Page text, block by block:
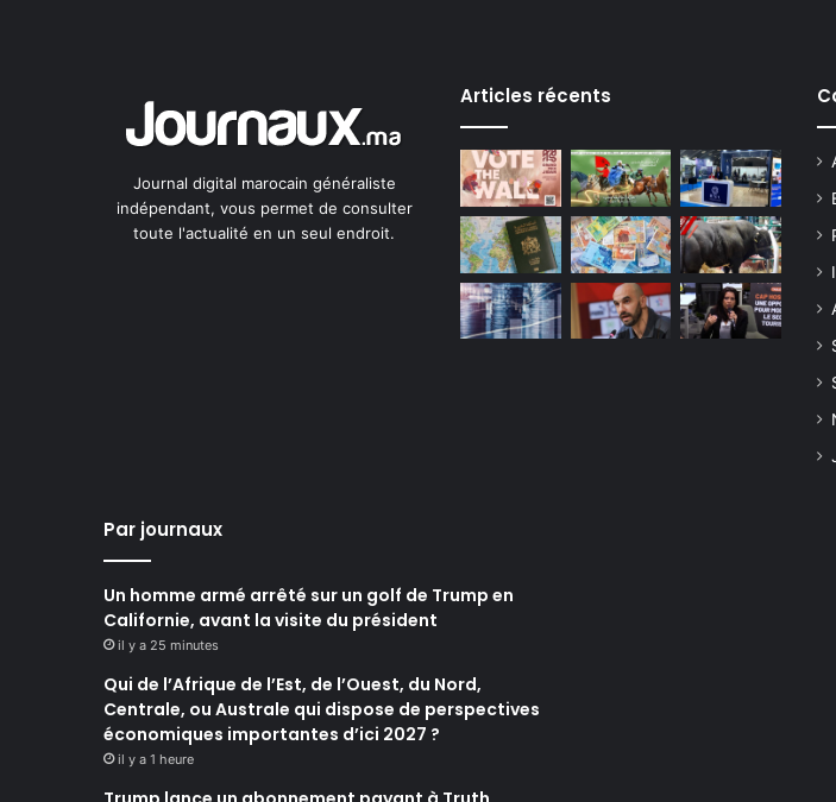
Journal digital marocain généraliste
indépendant, vous permet de consulter
toute l'actualité en un seul endroit.
Articles récents
Par journaux
Un homme armé arrêté sur un golf de Trump en
Californie, avant la visite du président
il y a 25 minutes
Qui de l’Afrique de l’Est, de l’Ouest, du Nord,
Centrale, ou Australe qui dispose de perspectives
économiques importantes d’ici 2027 ?
il y a 1 heure